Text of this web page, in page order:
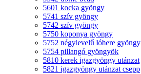
5601 kocka gyöngy
5741 szív gyöngy
5742 szív gyöngy
5750 koponya gyöngy
5752 négylevelű lóhere gyöngy
5754 pillangó gyöngyök
5810 kerek igazgyöngy utánzat
5821 igazgyöngy utánzat csepp